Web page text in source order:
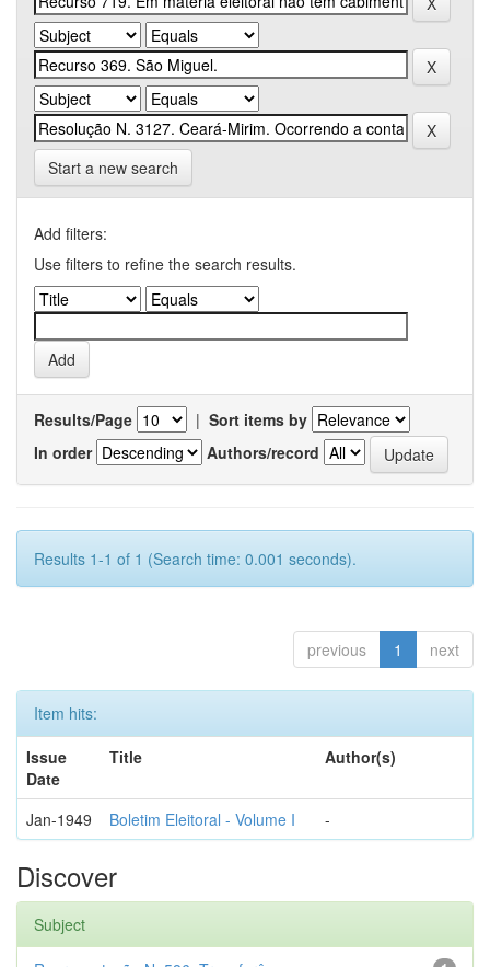
Start a new search
Add filters:
Use filters to refine the search results.
Results/Page | Sort items by
In order
Authors/record
Results 1-1 of 1 (Search time: 0.001 seconds).
previous 1 next
Item hits:
Issue
Date
Title Author(s)
Jan-1949 Boletim Eleitoral - Volume I -
Discover
Subject